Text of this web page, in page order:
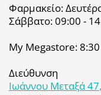
Φαρμακείο:
Σάββατο: 09:00 -
My Megastore:
Διεύθυνση
Ιωάννου Μεταξά